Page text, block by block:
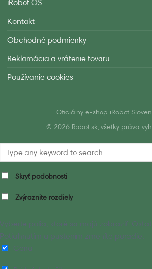
iRobot OS
Kontakt
Obchodné podmienky
Reklamácia a vrátenie tovaru
Používanie cookies
Oficiálny e-shop iRobot
© 2026 Robot.sk, všetky práva
Skryť podobnosti
Zvýraznite rozdiely
Vyberte polia, ktoré sa majú zobraziť.
Potiahnutím a pustením zmeníte poradie.
Cena